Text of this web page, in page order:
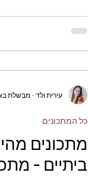
מתכונים
ביתיים -
כל המתכונים
עירית ולד - מבשלת